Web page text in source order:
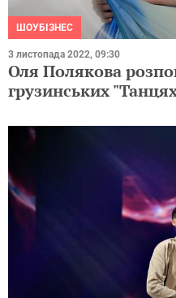
ШОУБІЗНЕС
3 листопада 2022, 09:30
Оля Полякова
грузинських